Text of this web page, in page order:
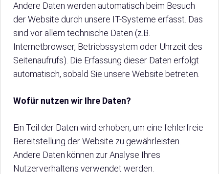
Andere Daten werden automatisch beim Besuch
der Website durch unsere IT-Systeme erfasst. Das
sind vor allem technische Daten (z.B.
Internetbrowser, Betriebssystem oder Uhrzeit des
Seitenaufrufs). Die Erfassung dieser Daten erfolgt
automatisch, sobald Sie unsere Website betreten.
Wofür nutzen wir Ihre Daten?
Ein Teil der Daten wird erhoben, um eine fehlerfreie
Bereitstellung der Website zu gewährleisten.
Andere Daten können zur Analyse Ihres
Nutzerverhaltens verwendet werden.